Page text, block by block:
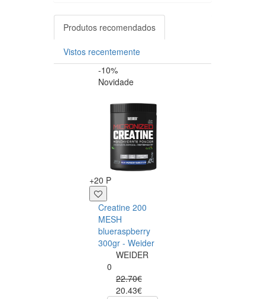
Produtos recomendados
Vistos recentemente
-10%
Novidade
+20 P
Creatine 200
MESH
blueraspberry
300gr - Weider
WEIDER
0
22.70€
20.43€